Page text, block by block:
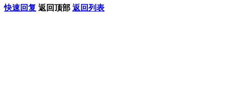
快速回复 返回顶部 返回列表